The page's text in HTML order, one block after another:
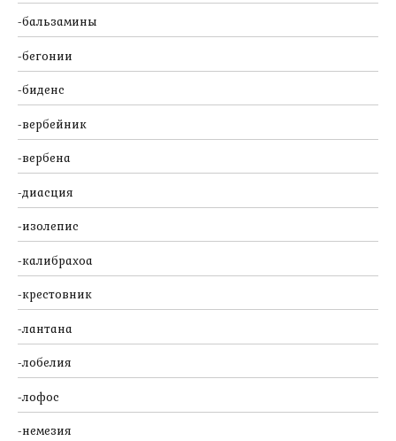
бальзамины
бегонии
биденс
вербейник
вербена
диасция
изолепис
калибрахоа
крестовник
лантана
лобелия
лофос
немезия